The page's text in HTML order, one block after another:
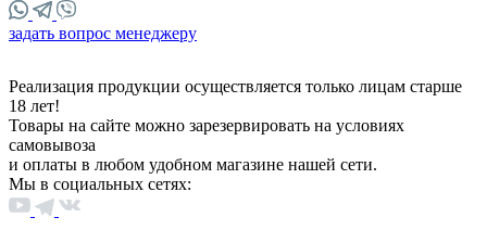
задать вопрос менеджеру
Реализация продукции осуществляется только лицам старше
18 лет!
Товары на сайте можно зарезервировать на условиях
самовывоза
и оплаты в любом удобном магазине нашей сети.
Мы в социальных сетях: